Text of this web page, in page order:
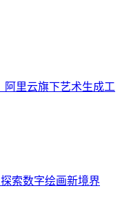
里云旗下艺术生成工
索数字绘画新境界